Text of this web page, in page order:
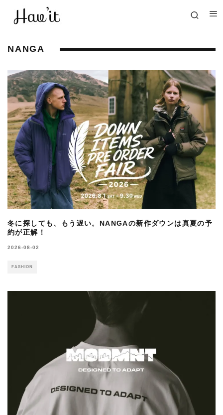
NANGA
冬に探しても、もう遅い。NANGAの新作ダウンは真夏の予
約が正解！
2026-08-02
FASHION